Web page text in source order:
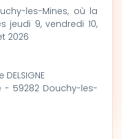
les-Mines, où la
jeudi 9, vendredi 10,
2026
- 59282 Douchy-les-